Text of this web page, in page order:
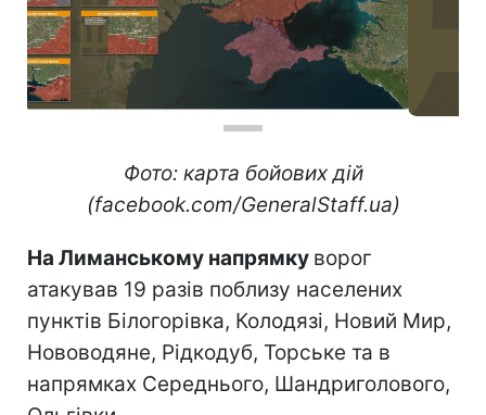
Фото: карта бойових дій
(facebook.com/GeneralStaff.ua)
На Лиманському напрямку ворог
атакував 19 разів поблизу населених
пунктів Білогорівка, Колодязі, Новий Мир,
Нововодяне, Рідкодуб, Торське та в
напрямках Середнього, Шандриголового,